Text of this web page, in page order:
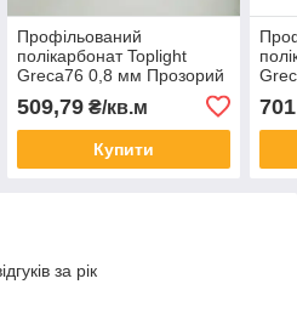
Профільований
полікарбонат Toplight
Greca76 0,8 мм Прозорий
509,79₴/кв.м
Купити
мм
за рік